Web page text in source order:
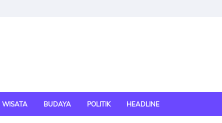
WISATA BUDAYA POLITIK HEADLINE